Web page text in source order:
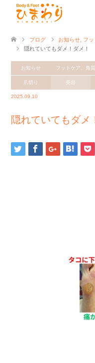
ブログ お知らせ フ
隠れていてもダメ！ダメ！
お知らせ フットケア、角質
爪切り 美容
2025.09.10
隠れていてもダメ